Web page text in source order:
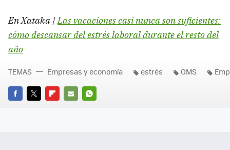
En Xataka |Las vacaciones casi nunca son suficientes:
cómo descansar del estrés laboral durante el resto del
año
FACEBOOK
TWITTERFLIPBOARD
E-
WHATSAPP
TEMAS Empresas y economía estrés OMS